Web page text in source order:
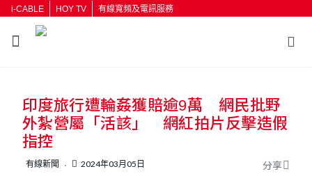
i-CABLE HOY TV 有線寬頻及電訊服務
按輸入鍵開始搜尋
印度旅行遭輪姦獲賠逾9萬 網民批野
外紮營屬「活該」 網紅拍片反擊造假
指控
有線新聞 2024年03月05日 分享